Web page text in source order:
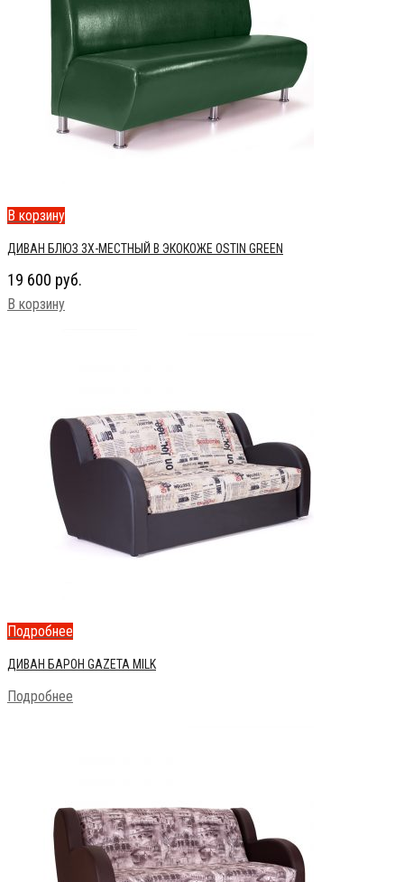
В корзину
ДИВАН БЛЮЗ 3Х-МЕСТНЫЙ В ЭКОКОЖЕ OSTIN GREEN
19 600 руб.
В корзину
Подробнее
ДИВАН БАРОН GAZETA MILK
Подробнее